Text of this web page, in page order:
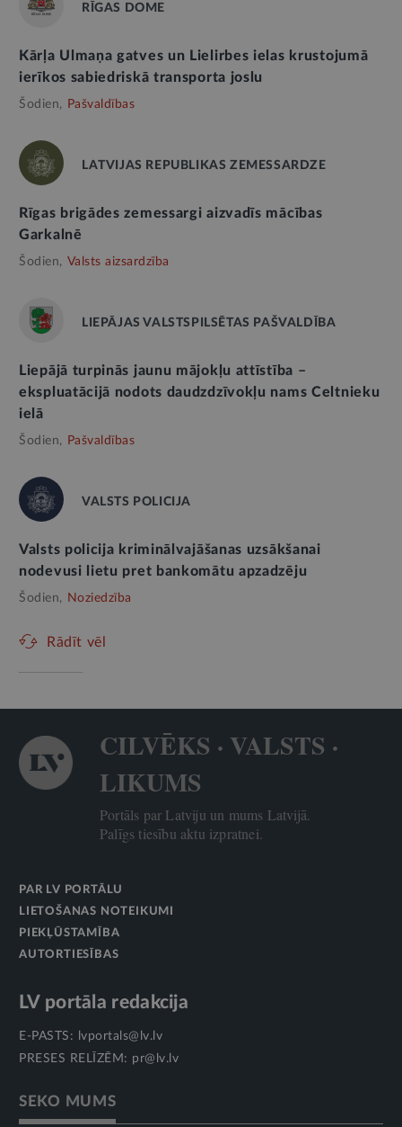
RĪGAS DOME
Kārļa Ulmaņa gatves un Lielirbes ielas krustojumā
ierīkos sabiedriskā transporta joslu
Šodien, Pašvaldības
LATVIJAS REPUBLIKAS ZEMESSARDZE
Rīgas brigādes zemessargi aizvadīs mācības
Garkalnē
Šodien, Valsts aizsardzība
LIEPĀJAS VALSTSPILSĒTAS PAŠVALDĪBA
Liepājā turpinās jaunu mājokļu attīstība –
ekspluatācijā nodots daudzdzīvokļu nams Celtnieku
ielā
Šodien, Pašvaldības
VALSTS POLICIJA
Valsts policija kriminālvajāšanas uzsākšanai
nodevusi lietu pret bankomātu apzadzēju
Šodien, Noziedzība
Rādīt vēl
CILVĒKS · VALSTS ·
LIKUMS
Portāls par Latviju un mums Latvijā.
Palīgs tiesību aktu izpratnei.
PAR LV PORTĀLU
LIETOŠANAS NOTEIKUMI
PIEKĻŪSTAMĪBA
AUTORTIESĪBAS
LV portāla redakcija
E-PASTS:
lvportals@lv.lv
PRESES RELĪZĒM: pr@lv.lv
SEKO MUMS